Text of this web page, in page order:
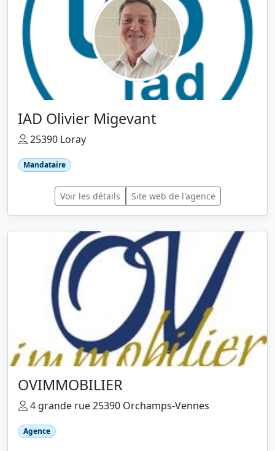
IAD Olivier Migevant
25390 Loray
Mandataire
Voir les détails Site web de l'agence
OVIMMOBILIER
4 grande rue 25390 Orchamps-Vennes
Agence